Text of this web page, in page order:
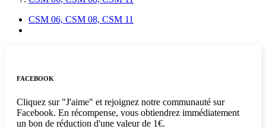
CSM 06, CSM 08, CSM 11
FACEBOOK
Cliquez sur "J'aime" et rejoignez notre communauté sur
Facebook. En récompense, vous obtiendrez immédiatement
un bon de réduction d'une valeur de 1€.